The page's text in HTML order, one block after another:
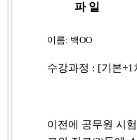
파 일
이름: 백OO
수강과정 : [기본+1
이전에 공무원 시